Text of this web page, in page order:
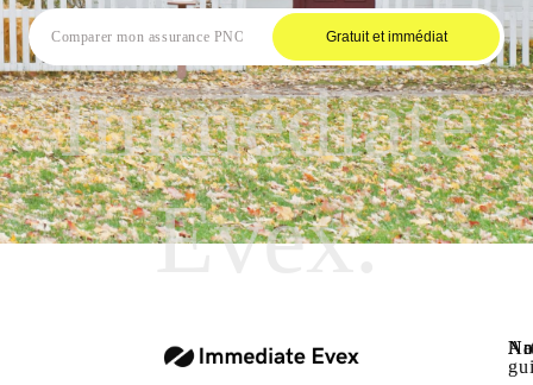
Gratuit et immédiat
Immediate
Evex.